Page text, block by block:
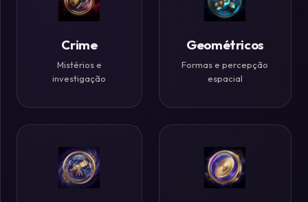
Históricos
Ótica
Desafios
Crime
Mistérios e
investigação
Geométricos
Formas e percepção
espacial